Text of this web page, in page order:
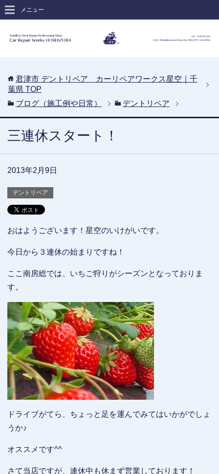
メニュー
君津市 デントリペア カーリペアワークス星空｜千
葉県 TOP
ブログ（施工例や日常）
デントリペア
三連休スタート！
2013年2月9日
デントリペア
おはようございます！星空のいけがいです。
今日から３連休の始まりですね！
ここ南房総では、いちご狩りがシーズンとなっておりま
す。
ドライブがてら、ちょっと足を運んでみてはいかがでしょ
うか♪
オススメです^^
さて当店ですが、連休中も休まず営業しております！